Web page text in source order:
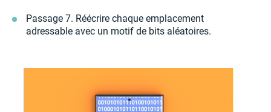
Passage 7. Réécrire chaque emplacement
adressable avec un motif de bits aléatoires.